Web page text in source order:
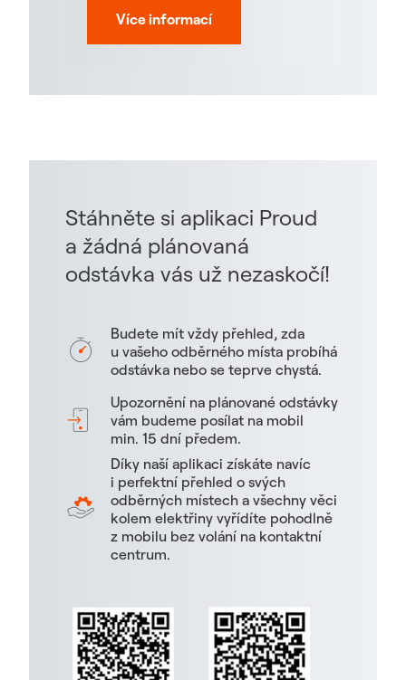
Více informací
Stáhněte si aplikaci Proud
a žádná plánovaná
odstávka vás už nezaskočí!
Budete mít vždy přehled, zda
u vašeho odběrného místa probíhá
odstávka nebo se teprve chystá.
Upozornění na plánované odstávky
vám budeme posílat na mobil
min. 15 dní předem.
Díky naší aplikaci získáte navíc
i perfektní přehled o svých
odběrných místech a všechny věci
kolem elektřiny vyřídíte pohodlně
z mobilu bez volání na kontaktní
centrum.